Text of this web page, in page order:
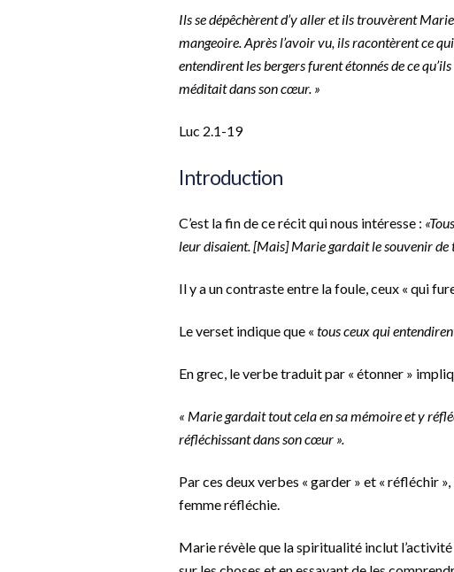
Ils se dépêchèrent d’y aller et ils trouvèrent
mangeoire. Après l’avoir vu, ils racontèrent ce
entendirent les bergers furent étonnés de ce
méditait dans son cœur. »
‭‭Luc‬ ‭2.1-19
Introduction
C’est la fin de ce récit qui nous intéresse : «
leur disaient. [Mais] Marie gardait le souvenir
Il y a un contraste entre la foule, ceux « qui
Le verset indique que « tous ceux qui
En grec, le verbe traduit par « étonner »
« Marie gardait tout cela en sa mémoire et y
réfléchissant dans son cœur ».
Par ces deux verbes « garder » et « réfléchir
femme réfléchie.
Marie révèle que la spiritualité inclut